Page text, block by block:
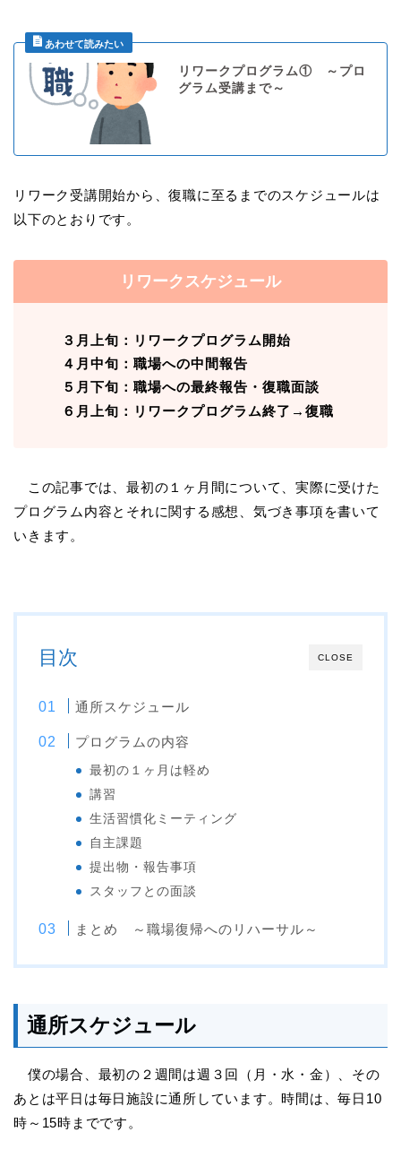
リワークプログラム① ～プロ
グラム受講まで～
リワーク受講開始から、復職に至るまでのスケジュールは
以下のとおりです。
リワークスケジュール
３月上旬：リワークプログラム開始
４月中旬：職場への中間報告
５月下旬：職場への最終報告・復職面談
６月上旬：リワークプログラム終了→復職
この記事では、最初の１ヶ月間について、実際に受けた
プログラム内容とそれに関する感想、気づき事項を書いて
いきます。
CLOSE
目次
通所スケジュール
プログラムの内容
最初の１ヶ月は軽め
講習
生活習慣化ミーティング
自主課題
提出物・報告事項
スタッフとの面談
まとめ ～職場復帰へのリハーサル～
通所スケジュール
僕の場合、最初の２週間は週３回（月・水・金）、その
あとは平日は毎日施設に通所しています。時間は、毎日10
時～15時までです。